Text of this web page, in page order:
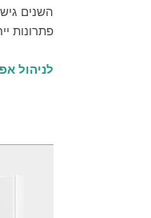
y
ע
ה
השנים
פתרונות
לניהול